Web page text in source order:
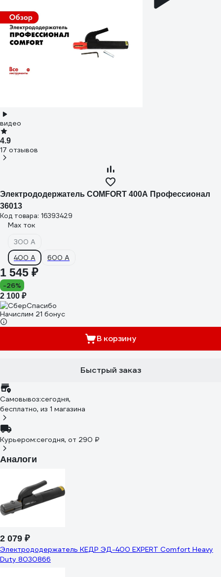
видео
4.9
17 отзывов
Электрододержатель COMFORT 400А Профессионал
36013
Код товара: 16393429
Max ток
300 А
400 А
600 А
1 545 ₽
-26%
2 100 ₽
Начислим 21 бонус
В корзину
Быстрый заказ
Самовывоз:сегодня,
бесплатно, из 1 магазина
Курьером:сегодня, от 290 ₽
Аналоги
2 079 ₽
Электрододержатель КЕДР ЭД-400 EXPERT Comfort Heavy
Duty 8030866